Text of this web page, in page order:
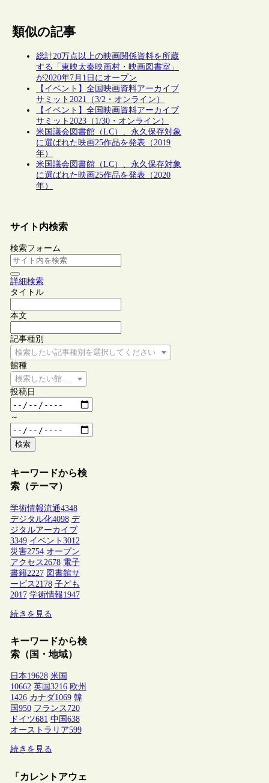
類似の記事
総計20万点以上の映画関係資料を所蔵
する「東映太秦映画村・映画図書室」
が2020年7月1日にオープン
【イベント】全国映画資料アーカイブ
サミット2021（3/2・オンライン）
【イベント】全国映画資料アーカイブ
サミット2023（1/30・オンライン）
米国議会図書館（LC）、永久保存対象
に選ばれた映画25作品を発表（2019
年）
米国議会図書館（LC）、永久保存対象
に選ばれた映画25作品を発表（2020
年）
サイト内検索
検索フォーム
詳細検索
タイトル
本文
記事種別
検索したい記事種別を選択してください
館種
検索したい館種を選択してください
投稿日
～
検索
キーワードから検
索（テーマ）
学術情報流通4348
デジタル化4098 デ
ジタルアーカイブ
3349 イベント 3012
災害2754 オープン
アクセス 2678 電子
書籍2227 図書館サ
ービス 2178 子ども
2017 学術情報1947
続きを見る
キーワードから検
索（国・地域）
日本19628 米国
10662 英国 3216 欧州
1426 カナダ1069 韓
国 950 フランス 720
ドイツ681 中国 638
オーストラリア599
続きを見る
「カレントアウェ